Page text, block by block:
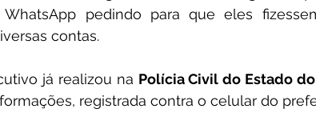
pedindo para que eles
contas.
já realizou na Polícia Civil do Estado
registrada contra o celular do